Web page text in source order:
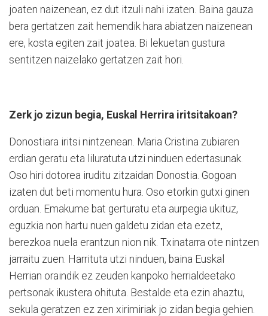
joaten naizenean, ez dut itzuli nahi izaten. Baina gauza
bera gertatzen zait hemendik hara abiatzen naizenean
ere, kosta egiten zait joatea. Bi lekuetan gustura
sentitzen naizelako gertatzen zait hori.
Zerk jo zizun begia, Euskal Herrira iritsitakoan?
Donostiara iritsi nintzenean. Maria Cristina zubiaren
erdian geratu eta liluratuta utzi ninduen edertasunak.
Oso hiri dotorea iruditu zitzaidan Donostia. Gogoan
izaten dut beti momentu hura. Oso etorkin gutxi ginen
orduan. Emakume bat gerturatu eta aurpegia ukituz,
eguzkia non hartu nuen galdetu zidan eta ezetz,
berezkoa nuela erantzun nion nik. Txinatarra ote nintzen
jarraitu zuen. Harrituta utzi ninduen, baina Euskal
Herrian oraindik ez zeuden kanpoko herrialdeetako
pertsonak ikustera ohituta. Bestalde eta ezin ahaztu,
sekula geratzen ez zen xirimiriak jo zidan begia gehien.